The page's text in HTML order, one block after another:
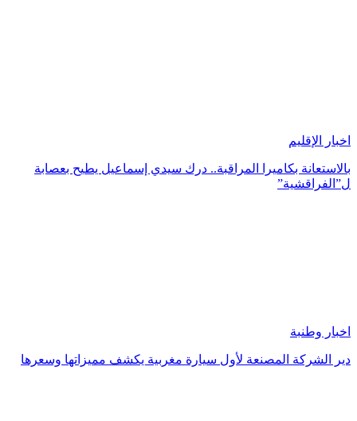
اخبار الإقليم
بالاستعانة بكاميرا المراقبة.. درك سيدي إسماعيل يطيح بعصابة
ل”الفراقشية”
اخبار وطنبة